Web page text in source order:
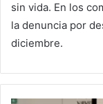
sin vida. En los
la denuncia por
diciembre.